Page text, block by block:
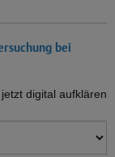
bei
jetzt digital aufklären